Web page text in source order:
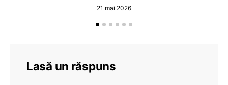
21 mai 2026
Lasă un răspuns